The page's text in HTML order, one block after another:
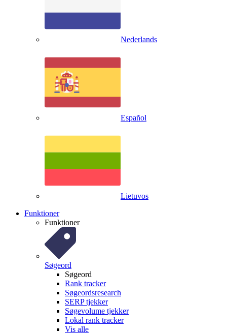
Nederlands
Español
Lietuvos
Funktioner
Funktioner
Søgeord
Søgeord
Rank tracker
Søgeordsresearch
SERP tjekker
Søgevolume tjekker
Lokal rank tracker
Vis alle